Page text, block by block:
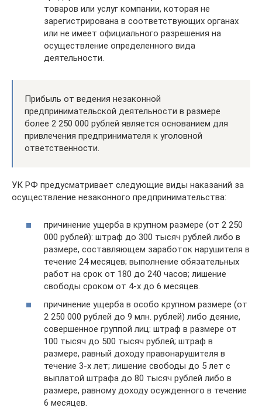
товаров или услуг компании, которая не
зарегистрирована в соответствующих органах
или не имеет официального разрешения на
осуществление определенного вида
деятельности.
Прибыль от ведения незаконной
предпринимательской деятельности в размере
более 2 250 000 рублей является основанием для
привлечения предпринимателя к уголовной
ответственности.
УК РФ предусматривает следующие виды наказаний за
осуществление незаконного предпринимательства:
причинение ущерба в крупном размере (от 2 250
000 рублей): штраф до 300 тысяч рублей либо в
размере, составляющем заработок нарушителя в
течение 24 месяцев; выполнение обязательных
работ на срок от 180 до 240 часов; лишение
свободы сроком от 4-х до 6 месяцев.
причинение ущерба в особо крупном размере (от
2 250 000 рублей до 9 млн. рублей) либо деяние,
совершенное группой лиц: штраф в размере от
100 тысяч до 500 тысяч рублей; штраф в
размере, равный доходу правонарушителя в
течение 3-х лет; лишение свободы до 5 лет с
выплатой штрафа до 80 тысяч рублей либо в
размере, равному доходу осужденного в течение
6 месяцев.